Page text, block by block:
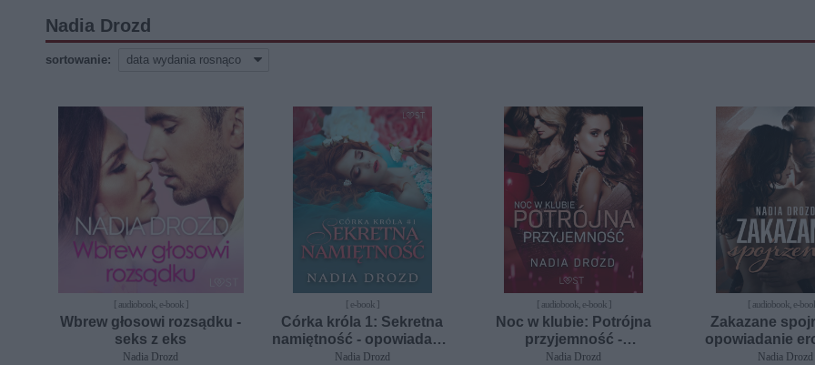
Nadia Drozd
sortowanie:
[ audiobook, e-book ]
Wbrew głosowi rozsądku -
seks z eks
Nadia Drozd
[ e-book ]
Córka króla 1: Sekretna
namiętność - opowiadanie
erotyczne
Nadia Drozd
[ audiobook, e-book ]
Noc w klubie: Potrójna
przyjemność -
opowiadanie erotyczne
Nadia Drozd
[ audiobook, e-
Zakazane
opowiadanie
Nadia Drozd